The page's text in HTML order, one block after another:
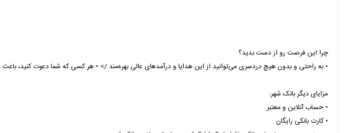
چرا این فرصت رو از دست بدید؟
• به راحتی و بدون هیچ دردسری می‌توانید از این هدایا و درآمدهای عالی بهره‌مند /> • هر کسی که شما دعوت کنید، باعث
مزایای دیگر بانک شهر:
• حساب آنلاین و معتبر
• کارت بانکی رایگان